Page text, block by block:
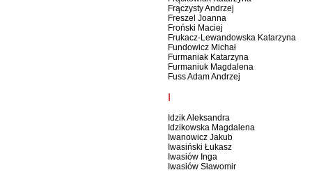
Frączysty Andrzej
Freszel Joanna
Froński Maciej
Frukacz-Lewandowska Katarzyna
Fundowicz Michał
Furmaniak Katarzyna
Furmaniuk Magdalena
Fuss Adam Andrzej
I
Idzik Aleksandra
Idzikowska Magdalena
Iwanowicz Jakub
Iwasiński Łukasz
Iwasiów Inga
Iwasiów Sławomir